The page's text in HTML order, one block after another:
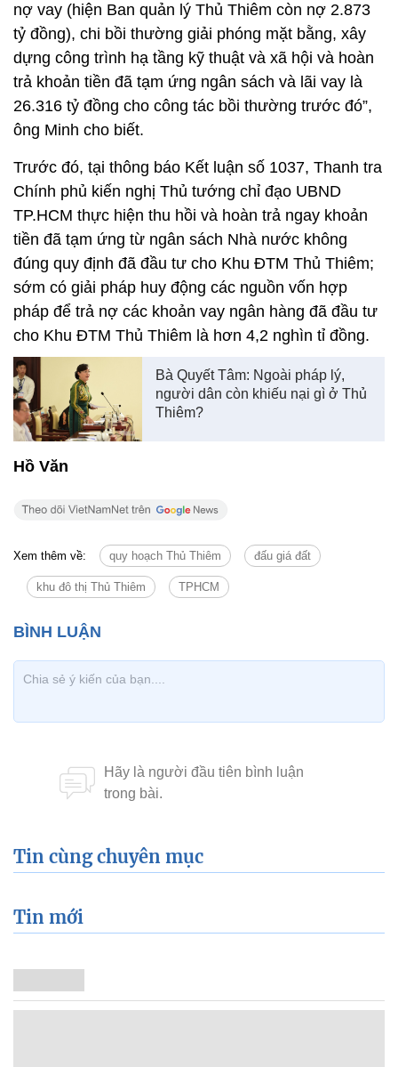
nợ vay (hiện Ban quản lý Thủ Thiêm còn nợ 2.873
tỷ đồng), chi bồi thường giải phóng mặt bằng, xây
dựng công trình hạ tầng kỹ thuật và xã hội và hoàn
trả khoản tiền đã tạm ứng ngân sách và lãi vay là
26.316 tỷ đồng cho công tác bồi thường trước đó”,
ông Minh cho biết.
Trước đó, tại thông báo Kết luận số 1037, Thanh tra
Chính phủ kiến nghị Thủ tướng chỉ đạo UBND
TP.HCM thực hiện thu hồi và hoàn trả ngay khoản
tiền đã tạm ứng từ ngân sách Nhà nước không
đúng quy định đã đầu tư cho Khu ĐTM Thủ Thiêm;
sớm có giải pháp huy động các nguồn vốn hợp
pháp để trả nợ các khoản vay ngân hàng đã đầu tư
cho Khu ĐTM Thủ Thiêm là hơn 4,2 nghìn tỉ đồng.
Bà Quyết Tâm: Ngoài pháp lý,
người dân còn khiếu nại gì ở Thủ
Thiêm?
Hồ Văn
Xem thêm về: quy hoạch Thủ Thiêm đấu giá đất
khu đô thị Thủ Thiêm TPHCM
Tin cùng chuyên mục
Tin mới